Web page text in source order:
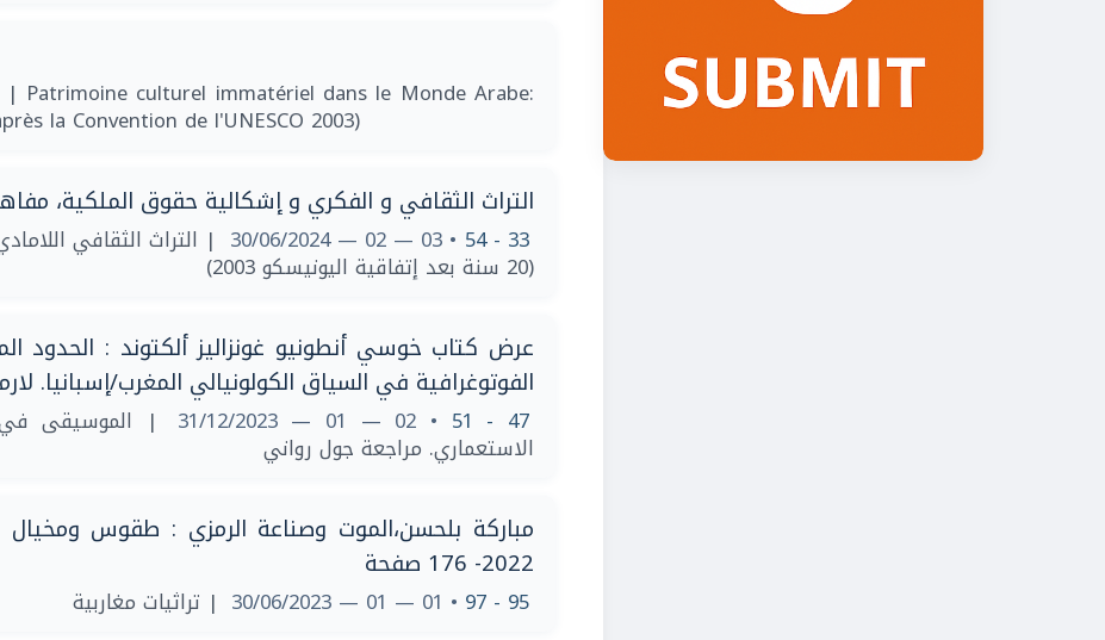
| Patrimoine culturel immatériel dans le Monde Arabe:
la Convention de l'UNESCO 2003)
التراث الثقافي و الفكري و إشكالية حقوق الملكية،
33 - 54
• 03 — 02 — 30/06/2024 | التراث الثقافي
(20 سنة بعد إتفاقية اليونيسكو 2003)
عرض كتاب خوسي أنطونيو غونزاليز ألكتوند : الحدود
الفوتوغرافية في السياق الكولونيالي المغرب/إسبانيا.
47 - 51
• 02 — 01 — 31/12/2023 | الموسيقى في
الاستعماري. مراجعة جول رواني
مباركة بلحسن،الموت وصناعة الرمزي : طقوس ومخيال
2022- 176 صفحة
95 - 97
• 01 — 01 — 30/06/2023 | تراثيات مغاربية